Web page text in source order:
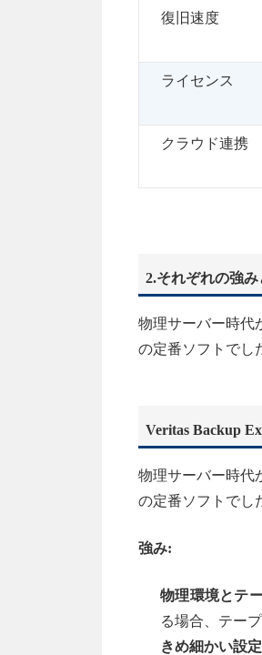
復旧速度
ライセンス
クラウド連携
2.それぞれの強み
物理サーバー時代
の定番ソフトでし
Veritas Backup
物理サーバー時代
の定番ソフトでし
強み:
物理環境とテ
る場合、テー
きめ細かい設